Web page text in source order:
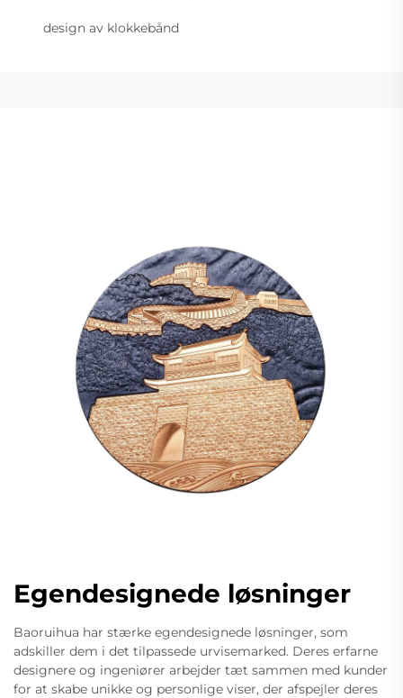
design av klokkebånd
Egendesignede løsninger
Baoruihua har stærke egendesignede løsninger, som
adskiller dem i det tilpassede urvisemarked. Deres erfarne
designere og ingeniører arbejder tæt sammen med kunder
for at skabe unikke og personlige viser, der afspejler deres